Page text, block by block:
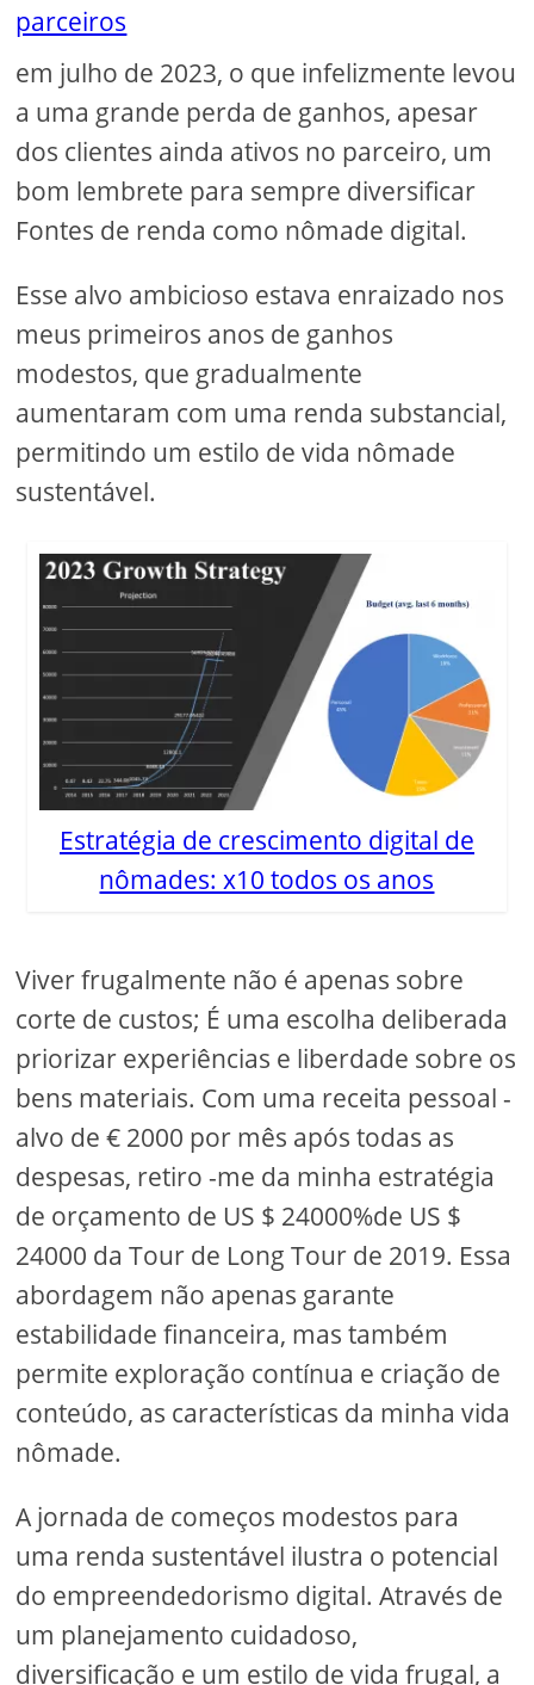
parceiros
em julho de 2023, o que infelizmente levou
a uma grande perda de ganhos, apesar
dos clientes ainda ativos no parceiro, um
bom lembrete para sempre diversificar
Fontes de renda como nômade digital.
Esse alvo ambicioso estava enraizado nos
meus primeiros anos de ganhos
modestos, que gradualmente
aumentaram com uma renda substancial,
permitindo um estilo de vida nômade
sustentável.
Estratégia de crescimento digital de
nômades: x10 todos os anos
Viver frugalmente não é apenas sobre
corte de custos; É uma escolha deliberada
priorizar experiências e liberdade sobre os
bens materiais. Com uma receita pessoal -
alvo de € 2000 por mês após todas as
despesas, retiro -me da minha estratégia
de orçamento de US $ 24000%de US $
24000 da Tour de Long Tour de 2019. Essa
abordagem não apenas garante
estabilidade financeira, mas também
permite exploração contínua e criação de
conteúdo, as características da minha vida
nômade.
A jornada de começos modestos para
uma renda sustentável ilustra o potencial
do empreendedorismo digital. Através de
um planejamento cuidadoso,
diversificação e um estilo de vida frugal, a